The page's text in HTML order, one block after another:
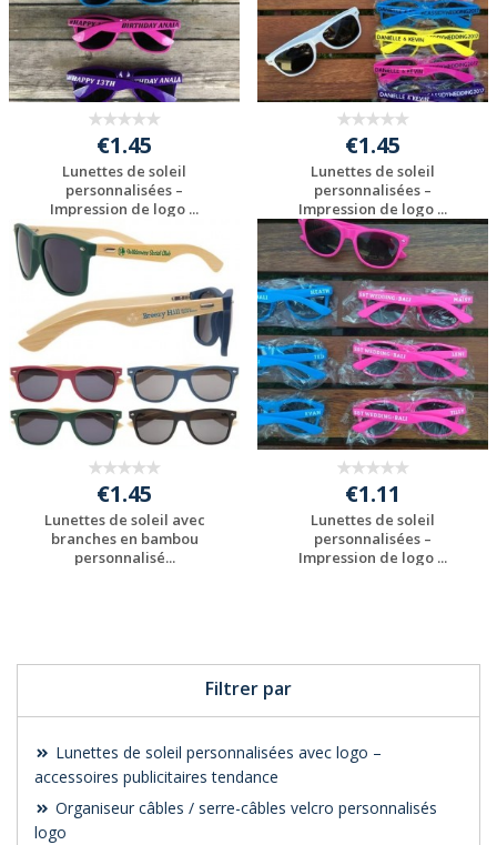
Filtrer par
Lunettes de soleil personnalisées avec logo –
accessoires publicitaires tendance
Organiseur câbles / serre-câbles velcro personnalisés
logo
€1.45
Lunettes de soleil
personnalisées –
Impression de logo ...
Personnaliser avec
votre logo
€1.45
Lunettes de soleil
personnalisées –
Impression de logo ...
Personnaliser avec
votre logo
€1.45
Lunettes de soleil avec
branches en bambou
personnalisé...
€1.11
Lunettes de soleil
personnalisées –
Impression de logo ...